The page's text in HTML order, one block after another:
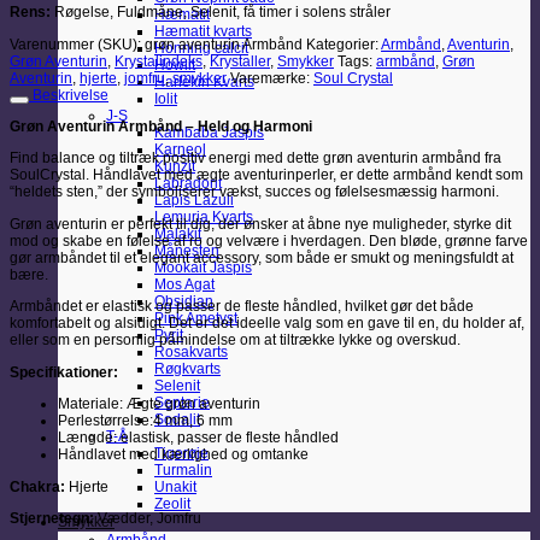
Hæmatit
Hæmatit kvarts
Honning calcit
Howlit
Harlekin Kvarts
Iolit
J-S
Kambaba Jaspis
Karneol
Kunzit
Labradorit
Lapis Lazuli
Lemuria Kvarts
Malakit
Månesten
Mookait Jaspis
Mos Agat
Obsidian
Pink Ametyst
Pyrit
Rosakvarts
Røgkvarts
Selenit
Septarie
Sodalit
T-Å
Tigerøje
Turmalin
Unakit
Zeolit
Smykker
Rens: Røgelse, Fuldmåne, Selenit, få timer i solens stråler
Varenummer (SKU):grøn aventurin Armbånd Kategorier:Armbånd Aventurin
Grøn Aventurin Krystalindeks,Krystaller, Smykker Tags: armbånd Grøn
Aventurin hjerte jomfru,smykker Varemærke: Soul Crystal
Beskrivelse
Grøn Aventurin Armbånd – Held og Harmoni
Find balance og tiltræk positiv energi med dette grøn aventurin armbånd fra
SoulCrystal. Håndlavet med ægte aventurinperler, er dette armbånd kendt som
“heldets sten,” der symboliserer vækst, succes og følelsesmæssig harmoni.
Grøn aventurin er perfekt til dig, der ønsker at åbne nye muligheder, styrke dit
mod og skabe en følelse af ro og velvære i hverdagen. Den bløde, grønne farve
gør armbåndet til et elegant accessory, som både er smukt og meningsfuldt at
bære.
Armbåndet er elastisk og passer de fleste håndled, hvilket gør det både
komfortabelt og alsidigt. Det er det ideelle valg som en gave til en, du holder af,
eller som en personlig påmindelse om at tiltrække lykke og overskud.
Specifikationer:
Materiale: Ægte grøn aventurin
Perlestørrelse:4 mm, 6 mm
Længde: elastisk, passer de fleste håndled
Håndlavet med kærlighed og omtanke
Chakra: Hjerte
Stjernetegn:Vædder, Jomfru